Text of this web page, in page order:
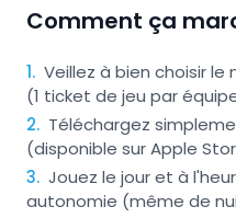
Comment ça
1. Veillez à bien choisir
(1 ticket de jeu par
2. Téléchargez
(disponible sur Apple
3. Jouez le jour et à
autonomie (même de